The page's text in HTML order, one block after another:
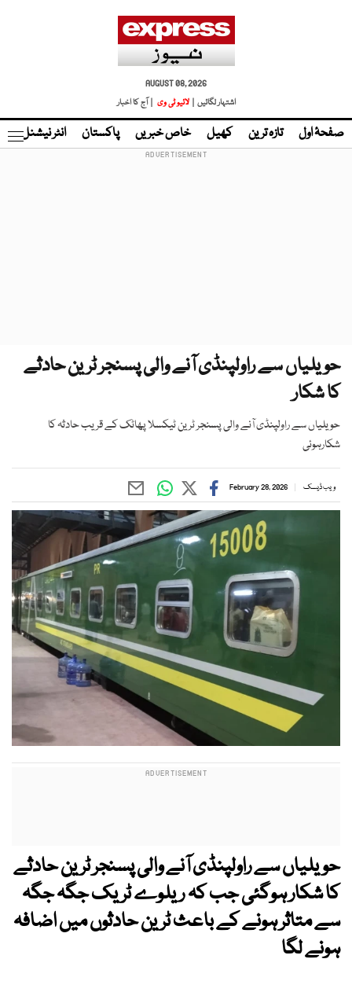
AUGUST 08, 2026
اشتہار لگائیں |
لائیو ٹی وی | آج کا اخبار
صفحۂ اول تازہ ترین کھیل خاص خبریں پاکستان انٹر نیشنل
حویلیاں سے راولپنڈی آنے والی پسنجر ٹرین حادثے
کا شکار
حویلیاں سے راولپنڈی آنے والی پسنجر ٹرین ٹیکسلا پھاٹک کے قریب حادثہ کا
شکارہوئی
ویب ڈیسک February 28, 2026
حویلیاں سے راولپنڈی آنے والی پسنجر ٹرین حادثے
کا شکار ہوگئی جب کہ ریلوے ٹریک جگہ جگہ
سے متاثر ہونے کے باعث ٹرین حادثوں میں اضافہ
ہونے لگا